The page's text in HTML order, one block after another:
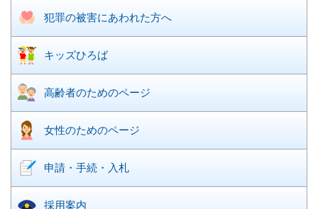
犯罪の被害にあわれた方へ
キッズひろば
高齢者のためのページ
女性のためのページ
申請・手続・入札
採用案内